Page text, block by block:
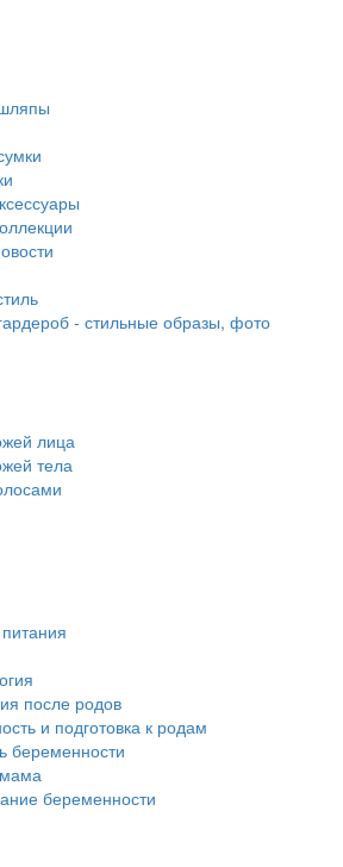
- стильные образы, фото
лица
тела
после родов
и подготовка к родам
беременности
беременности